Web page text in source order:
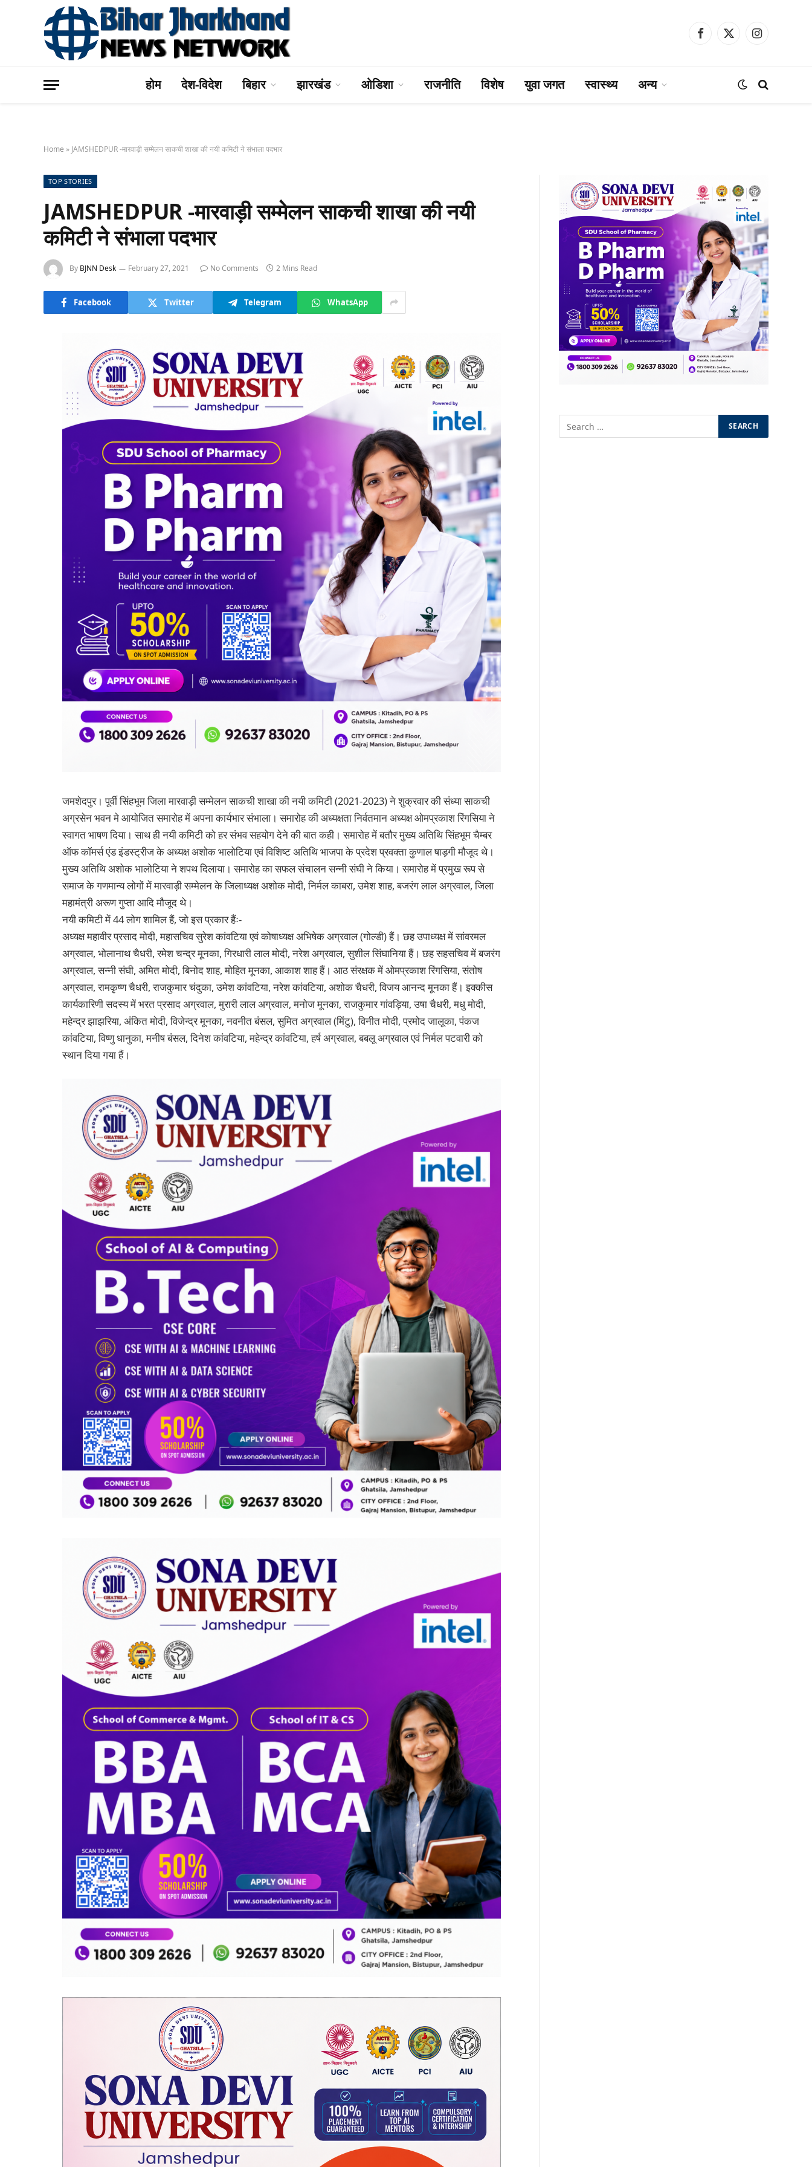
Facebook
X
Instagram
होम देश-विदेश बिहार झारखंड ओडिशा राजनीति विशेष युवा जगत स्वास्थ्य अन्य
Home » JAMSHEDPUR -मारवाड़ी सम्मेलन साकची शाखा की नयी कमिटी ने संभाला पदभार
TOP STORIES
JAMSHEDPUR -मारवाड़ी सम्मेलन साकची शाखा की नयी
कमिटी ने संभाला पदभार
By BJNN Desk February 27, 2021 No Comments 2 Mins Read
Facebook Twitter Telegram WhatsApp
जमशेदपुर। पूर्वी सिंहभूम जिला मारवाड़ी सम्मेलन साकची शाखा की नयी कमिटी (2021-2023) ने शुक्रवार की संध्या साकची
अग्रसेन भवन मे आयोजित समारोह में अपना कार्यभार संभाला। समारोह की अध्यक्षता निर्वतमान अध्यक्ष ओमप्रकाश रिंगसिया ने
स्वागत भाषण दिया। साथ ही नयी कमिटी को हर संभव सहयोग देने की बात कही। समारोह में बतौर मुख्य अतिथि सिंहभूम चैम्बर
ऑफ कॉमर्स एंड इंडस्ट्रीज के अध्यक्ष अशोक भालोटिया एवं विशिष्ट अतिथि भाजपा के प्रदेश प्रवक्ता कुणाल षाड़गी मौजूद थे।
मुख्य अतिथि अशोक भालोटिया ने शपथ दिलाया। समारोह का सफल संचालन सन्नी संघी ने किया। समारोह में प्रमुख रूप से
समाज के गणमान्य लोगों में मारवाड़ी सम्मेलन के जिलाध्यक्ष अशोक मोदी, निर्मल काबरा, उमेश शाह, बजरंग लाल अग्रवाल, जिला
महामंत्री अरूण गुप्ता आदि मौजूद थे।
नयी कमिटी में 44 लोग शामिल हैं, जो इस प्रकार हैंः-
अध्यक्ष महावीर प्रसाद मोदी, महासचिव सुरेश कांवटिया एवं कोषाध्यक्ष अभिषेक अग्रवाल (गोल्डी) हैं। छह उपाध्यक्ष में सांवरमल
अग्रवाल, भोलानाथ चैधरी, रमेश चन्द्र मूनका, गिरधारी लाल मोदी, नरेश अग्रवाल, सुशील सिंघानिया हैं। छह सहसचिव में बजरंग
अग्रवाल, सन्नी संघी, अमित मोदी, बिनोद शाह, मोहित मूनका, आकाश शाह हैं। आठ संरक्षक में ओमप्रकाश रिंगसिया, संतोष
अग्रवाल, रामकृष्ण चैधरी, राजकुमार चंदुका, उमेश कांवटिया, नरेश कांवटिया, अशोक चैधरी, विजय आनन्द मूनका हैं। इक्कीस
कार्यकारिणी सदस्य में भरत प्रसाद अग्रवाल, मुरारी लाल अग्रवाल, मनोज मूनका, राजकुमार गांवड़िया, उषा चैधरी, मधु मोदी,
महेन्द्र झाझरिया, अंकित मोदी, विजेन्द्र मूनका, नवनीत बंसल, सुमित अग्रवाल (मिंटु), विनीत मोदी, प्रमोद जालूका, पंकज
कांवटिया, विष्णु धानुका, मनीष बंसल, दिनेश कांवटिया, महेन्द्र कांवटिया, हर्ष अग्रवाल, बबलू अग्रवाल एवं निर्मल पटवारी को
स्थान दिया गया हैं।